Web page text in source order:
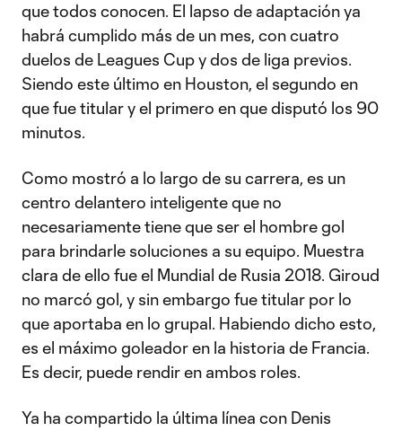
que todos conocen. El lapso de adaptación ya
habrá cumplido más de un mes, con cuatro
duelos de Leagues Cup y dos de liga previos.
Siendo este último en Houston, el segundo en
que fue titular y el primero en que disputó los 90
minutos.
Como mostró a lo largo de su carrera, es un
centro delantero inteligente que no
necesariamente tiene que ser el hombre gol
para brindarle soluciones a su equipo. Muestra
clara de ello fue el Mundial de Rusia 2018. Giroud
no marcó gol, y sin embargo fue titular por lo
que aportaba en lo grupal. Habiendo dicho esto,
es el máximo goleador en la historia de Francia.
Es decir, puede rendir en ambos roles.
Ya ha compartido la última línea con Denis